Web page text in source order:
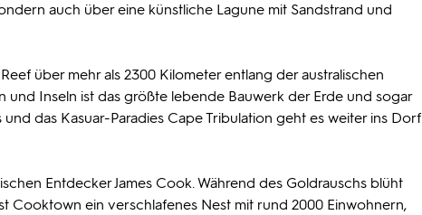
auch über eine künstliche Lagune mit Sandstrand und
über mehr als 2300 Kilometer entlang der australischen
und Inseln ist das größte lebende Bauwerk der Erde und sogar
das Kasuar-Paradies Cape Tribulation geht es weiter ins Dorf
Entdecker James Cook. Während des Goldrauschs blüht
Cooktown ein verschlafenes Nest mit rund 2000 Einwohnern,